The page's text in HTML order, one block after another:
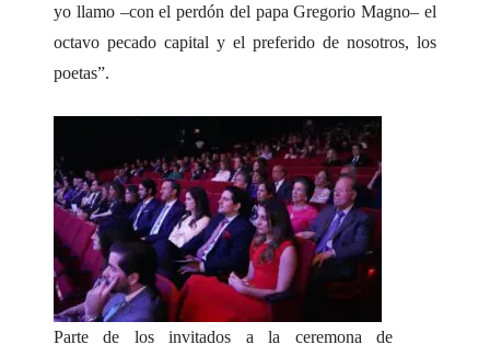
yo llamo –con el perdón del papa Gregorio Magno– el
octavo pecado capital y el preferido de nosotros, los
poetas”.
Parte de los invitados a la ceremona de